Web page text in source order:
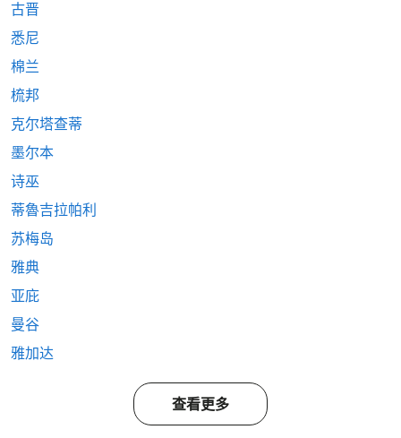
古晋
悉尼
棉兰
梳邦
克尔塔查蒂
墨尔本
诗巫
蒂魯吉拉帕利
苏梅岛
雅典
亚庇
曼谷
雅加达
查看更多